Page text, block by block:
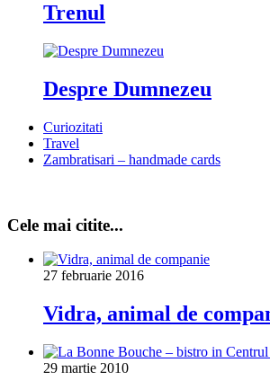
Trenul
Despre Dumnezeu
Curiozitati
Travel
Zambratisari – handmade cards
Cele mai citite...
27 februarie 2016
Vidra, animal de
29 martie 2010